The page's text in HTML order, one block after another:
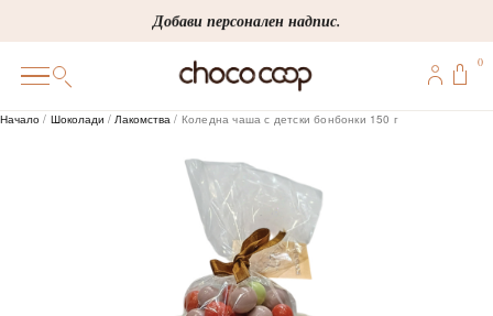
to
content
Добави персонален надпис.
0
Начало / Шоколади /Лакомства / Коледна чаша с детски бонбонки 150 г